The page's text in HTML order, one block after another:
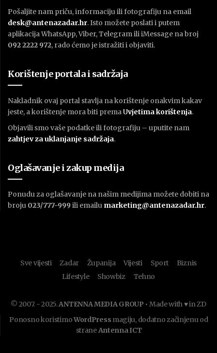
Pošaljite nam priču, informaciju ili fotografiju na email
desk@antenazadar.hr. Isto možete poslati i putem
aplikacija WhatsApp, Viber, Telegram ili iMessage na broj
092 2222 972, rado ćemo je istražiti i objaviti.
Korištenje portala i sadržaja
Nakladnik ovaj portal stavlja na korištenje onakvim kakav
jeste, a korištenje mora biti prema Uvjetima korištenja.
Objavili smo vaše podatke ili fotografiju – uputite nam
zahtjev za uklanjanje sadržaja.
Oglašavanje i zakup medija
Ponudu za oglašavanje na našim medijima možete dobiti na
broju 023/777-999 ili emailu marketing@antenazadar.hr.
Sve vijesti Zadar Županija Vijesti Sport
Biznis
Lifestyle
Showbiz Tehno
© 2007. - 2025.ANTENNA MEDIA GROUP • Made with ♥ in ZD
Ponosno koristimoWordPress magiju, dodatno začinjenu od
straneAntenna ICT